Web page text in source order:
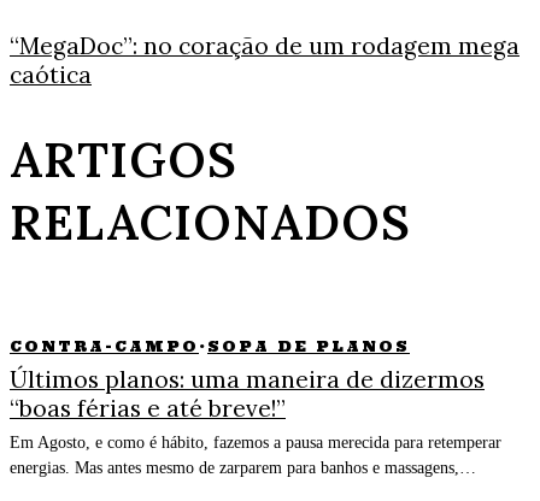
“MegaDoc”: no coração de um rodagem mega
caótica
ARTIGOS
RELACIONADOS
CONTRA-CAMPO · SOPA DE PLANOS
Últimos planos: uma maneira de dizermos
“boas férias e até breve!”
Em Agosto, e como é hábito, fazemos a pausa merecida para retemperar
energias. Mas antes mesmo de zarparem para banhos e massagens,…